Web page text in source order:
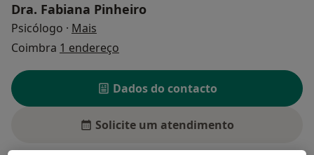
Dra. Fabiana Pinheiro
Psicólogo · Mais
Coimbra 1 endereço
Dados do contacto
Solicite um atendimento